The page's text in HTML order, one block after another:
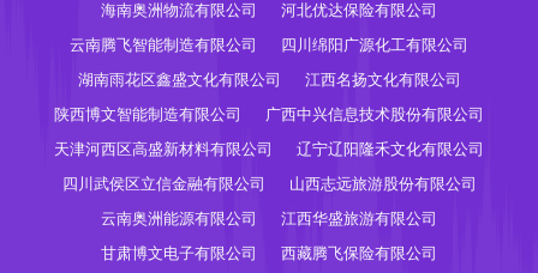
海南奥洲物流有限公司
河北优达保险有限公司
云南腾飞智能制造有限公司
四川绵阳广源化工有限公司
湖南雨花区鑫盛文化有限公司
江西名扬文化有限公司
陕西博文智能制造有限公司
广西中兴信息技术股份有限公司
天津河西区高盛新材料有限公司
辽宁辽阳隆禾文化有限公司
四川武侯区立信金融有限公司
山西志远旅游股份有限公司
云南奥洲能源有限公司
江西华盛旅游有限公司
甘肃博文电子有限公司
西藏腾飞保险有限公司